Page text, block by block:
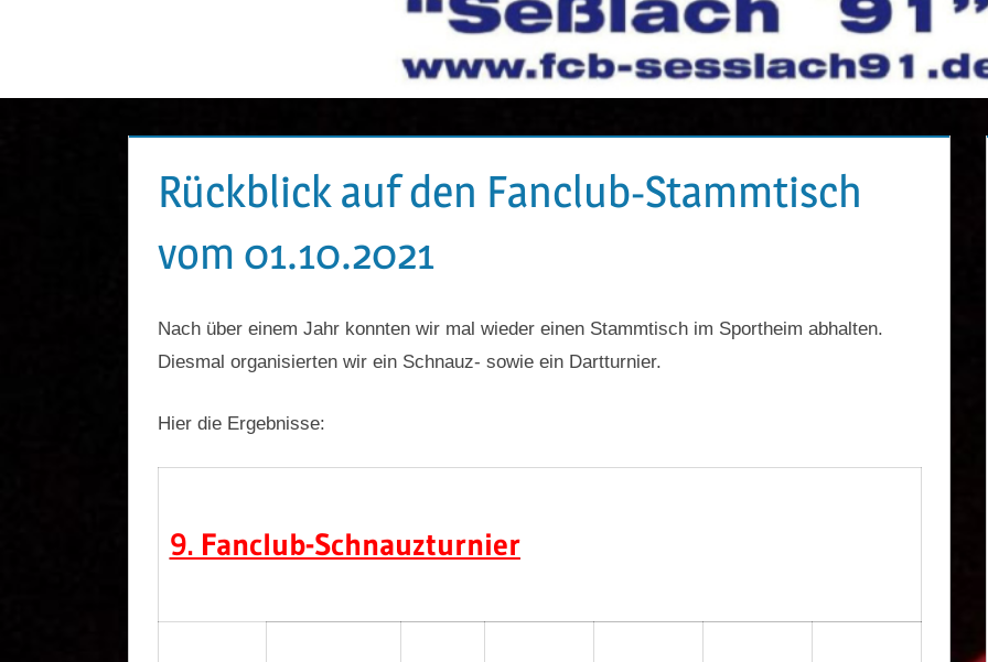
Rückblick auf den Fanclub-Stammtisch
vom 01.10.2021
Nach über einem Jahr konnten wir mal wieder einen Stammtisch im Sportheim abhalten.
Diesmal organisierten wir ein Schnauz- sowie ein Dartturnier.
Hier die Ergebnisse:
9. Fanclub-Schnauzturnier